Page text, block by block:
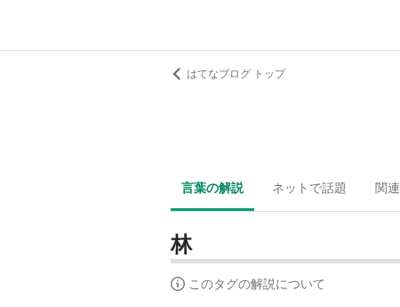
はてなブログ トップ
言葉の解説 ネットで話題 関
林
このタグの解説について